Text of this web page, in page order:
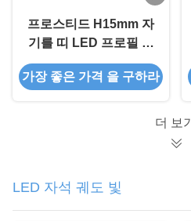
프로스티드 H15mm 자
기를 띠 LED 프로필 위
스피크 확산기 PMMA
커버
가장 좋은 가격 을 구하라
더 보기
LED 자석 궤도 빛